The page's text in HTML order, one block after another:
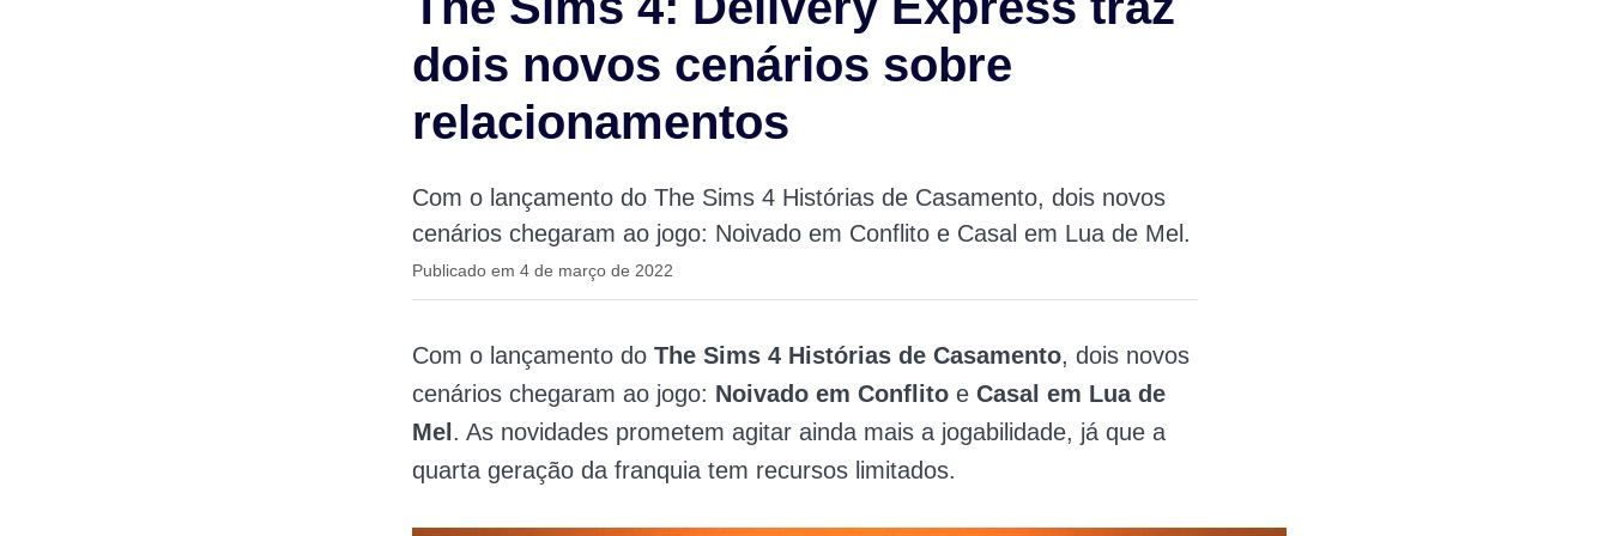
dois novos cenários sobre
relacionamentos
Com o lançamento do The Sims 4 Histórias de Casamento, dois novos
cenários chegaram ao jogo: Noivado em Conflito e Casal em Lua de Mel.
Publicado em 4 de março de 2022
Com o lançamento do The Sims 4 Histórias de Casamento, dois novos
cenários chegaram ao jogo: Noivado em Conflito e Casal em Lua de
Mel . As novidades prometem agitar ainda mais a jogabilidade, já que a
quarta geração da franquia tem recursos limitados.